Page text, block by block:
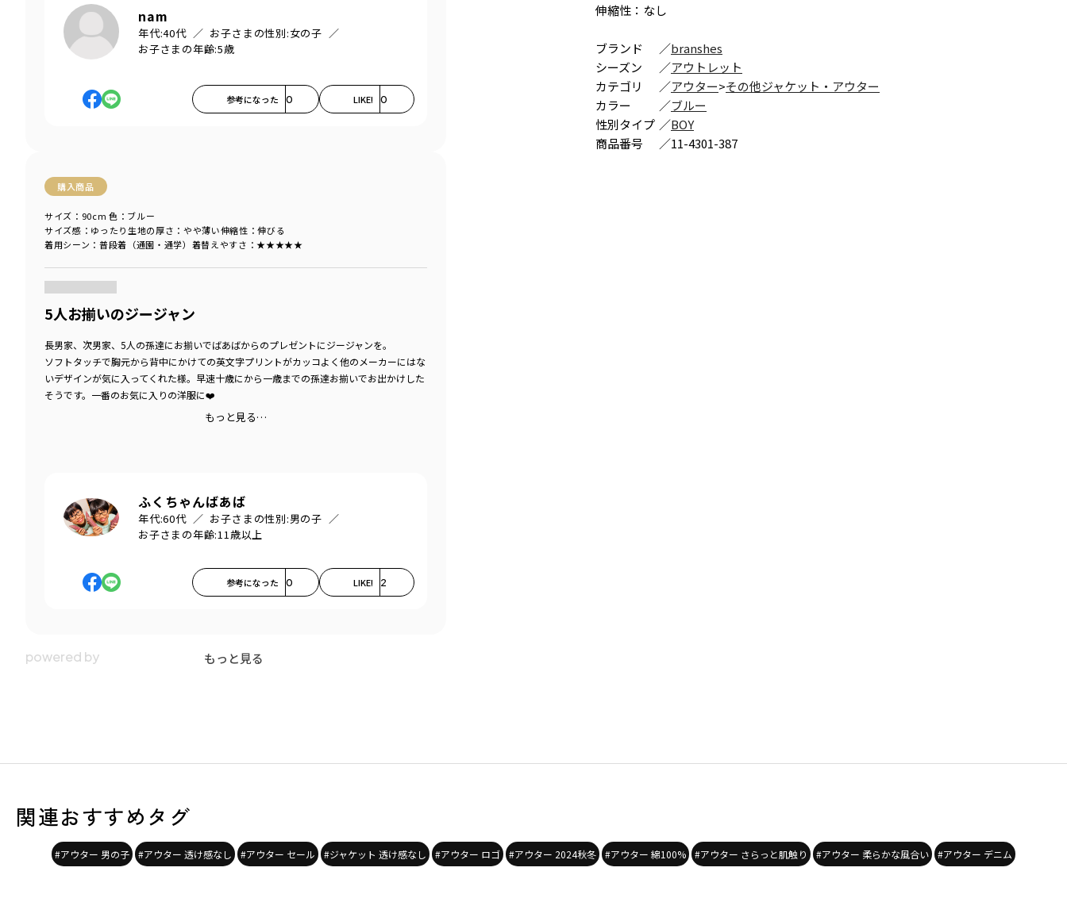
nam
年代:40代 お子さまの性別:女の子
お子さまの年齢:5歳
参考になった 0 LIKE! 0
購入商品
サイズ感 ：ゆったり 生地の厚さ ：やや薄い伸縮性 ：伸びる
着用シーン ：普段着（通園・通学） 着替えやすさ ：★★★★★
サイズ：90cm 色：ブルー
5人お揃いのジージャン
長男家、次男家、5人の孫達にお揃いでばあばからのプレゼントにジージャンを。
ソフトタッチで胸元から背中にかけての英文字プリントがカッコよく他のメーカーにはな
いデザインが気に入ってくれた様。早速十歳にから一歳までの孫達お揃いでお出かけした
そうです。一番のお気に入りの洋服に❤️
もっと見る…
ふくちゃんばあば
年代:60代 お子さまの性別:男の子
お子さまの年齢:11歳以上
参考になった 0 LIKE! 2
もっと見る
伸縮性：なし
ブランド ／branshes
シーズン
／アウトレット
カテゴリ
／アウター>その他ジャケット・アウター
カラー
／ブルー
性別タイプ ／BOY
商品番号
／11-4301-387
関連おすすめタグ
#アウター 男の子 #アウター 透け感なし #アウター セール #ジャケット 透け感なし #アウター ロゴ #アウター 2024秋冬 #アウター 綿100% #アウター さらっと肌触り #アウター 柔らかな風合い #アウター デニム